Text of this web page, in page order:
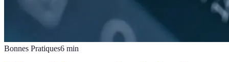
Bonnes Pratiques6 min